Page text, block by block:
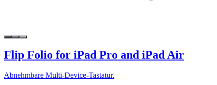
Flip Folio for iPad Pro and iPad Air
Abnehmbare Multi-Device-Tastatur.